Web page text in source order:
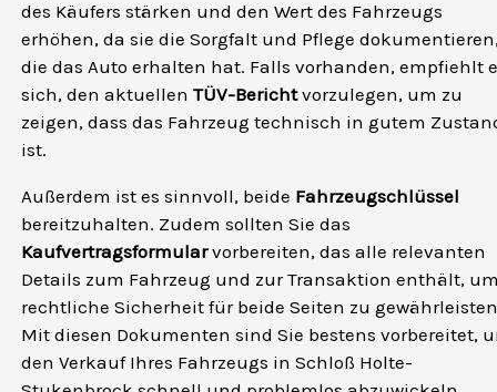
des Käufers stärken und den Wert des Fahrzeugs
erhöhen, da sie die Sorgfalt und Pflege
die das Auto erhalten hat. Falls vorhanden, empfiehlt
sich, den aktuellen TÜV-Berichtvorzulegen, um zu
zeigen, dass das Fahrzeug technisch in gutem
ist.
Außerdem ist es sinnvoll, beide Fahrzeugschlüssel
bereitzuhalten. Zudem sollten Sie das
Kaufvertragsformularvorbereiten, das alle relevanten
Details zum Fahrzeug und zur Transaktion enthält,
rechtliche Sicherheit für beide Seiten zu
Mit diesen Dokumenten sind Sie bestens vorbereitet,
den Verkauf Ihres Fahrzeugs in Schloß Holte-